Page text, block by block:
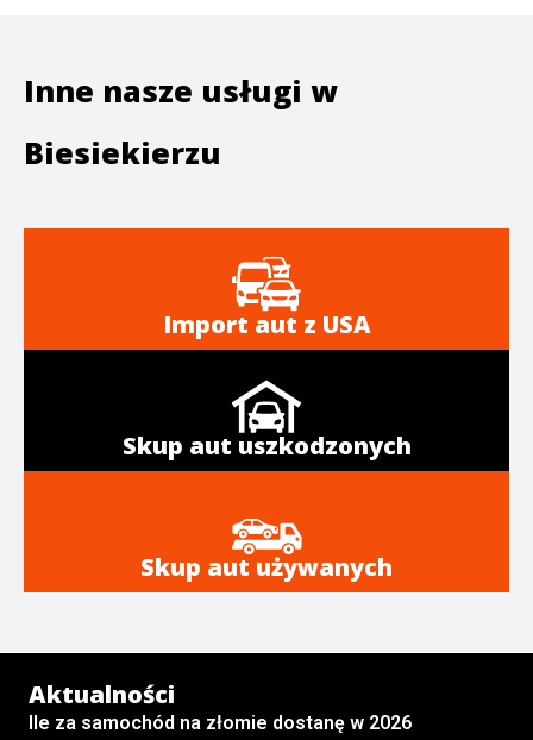
Inne nasze usługi w
Biesiekierzu
Import aut z USA
Skup aut uszkodzonych
Skup aut używanych
Aktualności
Ile za samochód na złomie dostanę w 2026